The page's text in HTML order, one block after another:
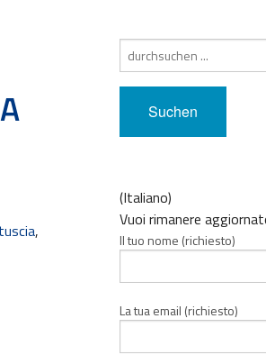
tuscia,
Suche
nach:
(Italiano)
Vuoi rimanere
Il tuo nome (richiesto)
La tua email (richiesto)